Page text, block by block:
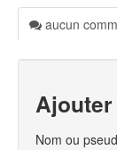
aucun
Nom ou